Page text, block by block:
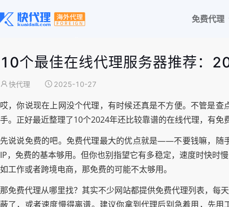
免费代理
10个最佳在线代理服务器推荐：
快代理 2025-10-27
哎，你说现在上网没个代理，有时候还真是不方便。不管是
手。正好最近整理了10个2024年还比较靠谱的在线代理，有
先说说免费的吧。免费代理最大的优点就是——不要钱嘛，随
IP，免费的基本够用。但你也别指望它有多稳定，速度时快时
如工作或者跨境电商，那免费的可能不太够用。
那免费代理从哪里找？其实不少网站都提供免费代理列表，每
蔽了，或者速度慢得离谱。建议你拿到代理后别急着用，先